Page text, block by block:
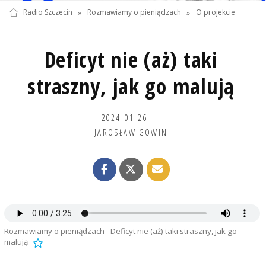
Radio Szczecin » Rozmawiamy o pieniądzach » O projekcie
Deficyt nie (aż) taki
straszny, jak go malują
2024-01-26
JAROSŁAW GOWIN
Rozmawiamy o pieniądzach - Deficyt nie (aż) taki straszny, jak go
malują